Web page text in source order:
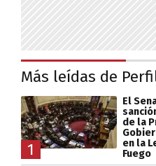
Más leídas de
1
El
de la
en la
Fuego